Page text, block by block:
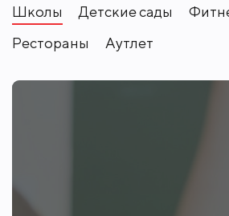
кустарников.
Коттеджный посёлок
наслаждаться
Истринского района
На ухоженной
Школы Детские сады
Рестораны
Аутлет